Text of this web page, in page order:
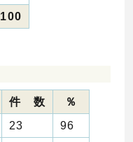
100
件 数
％
23
96